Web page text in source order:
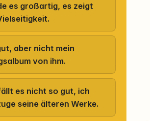
es großartig, es zeigt
aber nicht mein
von ihm.
es nicht so gut, ich
seine älteren Werke.